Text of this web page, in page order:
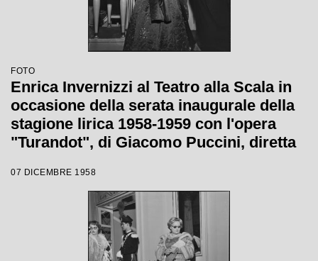
FOTO
Enrica Invernizzi al Teatro alla Scala in
occasione della serata inaugurale della
stagione lirica 1958-1959 con l'opera
"Turandot", di Giacomo Puccini, diretta
Margherita Wallmann
07 DICEMBRE 1958